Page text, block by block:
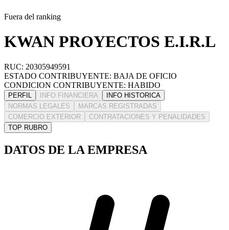
Fuera del ranking
KWAN PROYECTOS E.I.R.L
RUC: 20305949591
ESTADO CONTRIBUYENTE: BAJA DE OFICIO
CONDICION CONTRIBUYENTE: HABIDO
PERFIL INFO FINANCIERA
INFO HISTORICA
NORMAS LEGALES
MARCAS REGISTRADAS
COMERCIO EXTERIOR
CONTRATACIONES Y PENALIDADES
TOP RUBRO
DATOS DE LA EMPRESA